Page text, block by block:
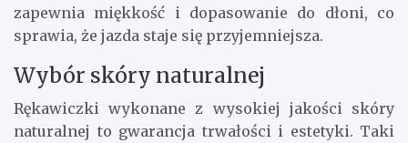
zapewnia miękkość i dopasowanie do dłoni, co
sprawia, że jazda staje się przyjemniejsza.
Wybór skóry naturalnej
Rękawiczki wykonane z wysokiej jakości skóry
naturalnej to gwarancja trwałości i estetyki. Taki